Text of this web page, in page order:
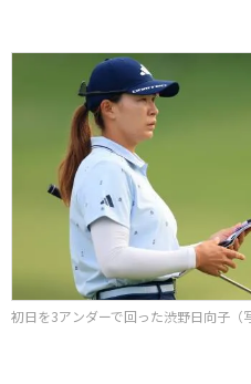
初日を3アンダーで回った渋野日向子（